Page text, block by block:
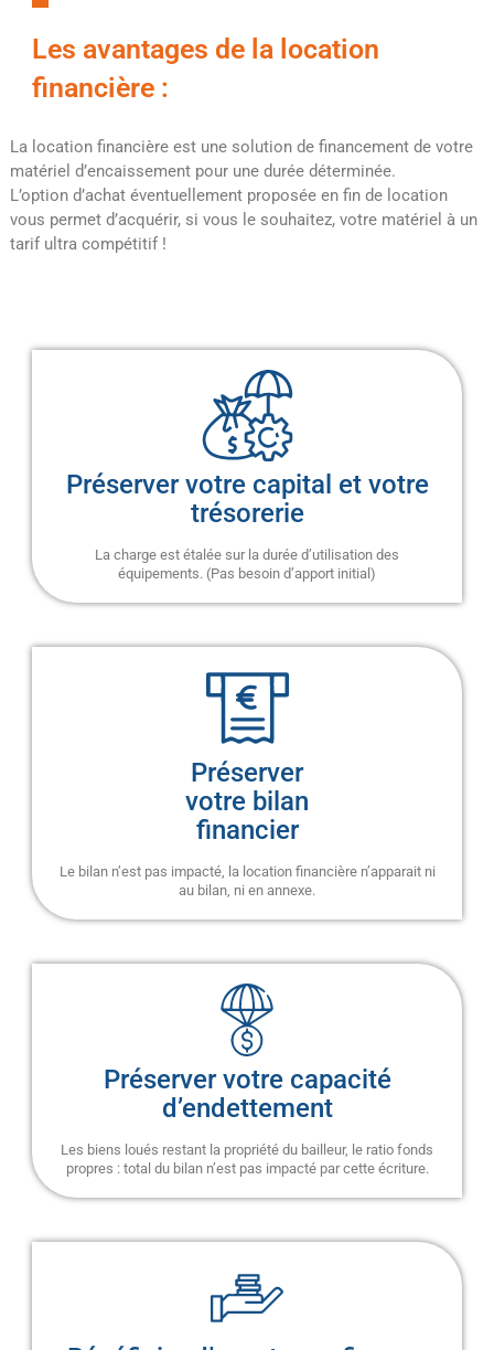
financements pour
convenir au mieux à
votre besoin.
Les avantages de la location
financière :
La location financière est une solution de financement de votre
matériel d’encaissement pour une durée déterminée.
L’option d’achat éventuellement proposée en fin de location
vous permet d’acquérir, si vous le souhaitez, votre matériel à un
tarif ultra compétitif !
Préserver votre capital et votre
trésorerie
La charge est étalée sur la durée d’utilisation des
équipements. (Pas besoin d’apport initial)
Préserver
votre bilan
financier
Le bilan n’est pas impacté, la location financière n’apparait ni
au bilan, ni en annexe.
Préserver votre capacité
d’endettement
Les biens loués restant la propriété du bailleur, le ratio fonds
propres : total du bilan n’est pas impacté par cette écriture.